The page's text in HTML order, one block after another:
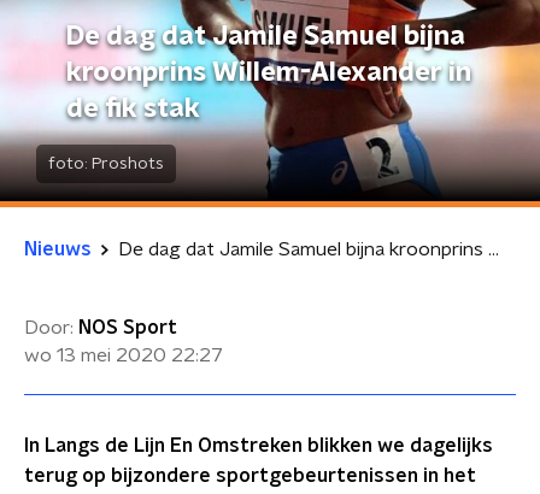
De dag dat Jamile Samuel bijna
kroonprins Willem-Alexander in
de fik stak
foto: Proshots
Nieuws De dag dat Jamile Samuel bijna kroonprins Willem-Alexander in de fik stak
Door: NOS Sport
wo 13 mei 2020 22:27
In Langs de Lijn En Omstreken blikken we dagelijks
terug op bijzondere sportgebeurtenissen in het